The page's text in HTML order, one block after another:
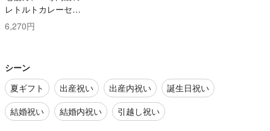
レトルトカレーセッ
ト
6,270円
シーン
夏ギフト
出産祝い 出産内祝い
誕生日祝い
結婚祝い
結婚内祝い 引越し祝い